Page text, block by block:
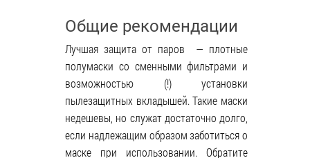
Общие рекомендации
Лучшая защита от паров — плотные
полумаски со сменными фильтрами и
возможностью (!) установки
пылезащитных вкладышей. Такие маски
недешевы, но служат достаточно долго,
если надлежащим образом заботиться о
маске при использовании. Обратите